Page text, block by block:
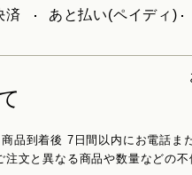
済 あと払い(ペイディ)
品到着後 7日間以内にお電話ま
注文と異なる商品や数量などの